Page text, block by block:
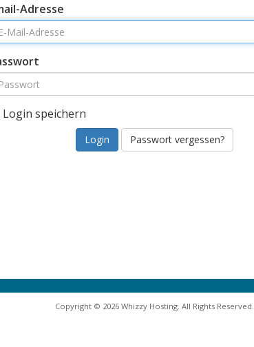
Adresse
Login speichern
Passwort vergessen?
Copyright © 2026 Whizzy Hosting. All Rights Reserved.